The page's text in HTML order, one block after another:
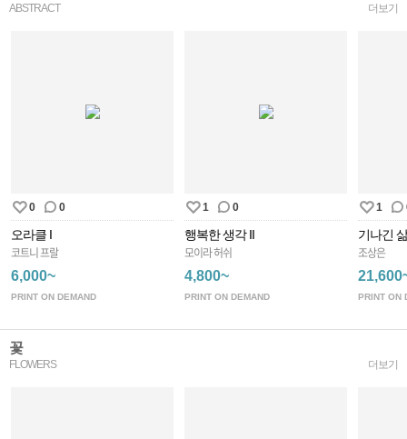
ABSTRACT 더보기
0 0
오라클 I
코트니 프랄
6,000~
PRINT ON DEMAND
1 0
행복한 생각 II
모이라 허쉬
4,800~
PRINT ON DEMAND
1
조상은
PRINT ON
꽃
FLOWERS 더보기